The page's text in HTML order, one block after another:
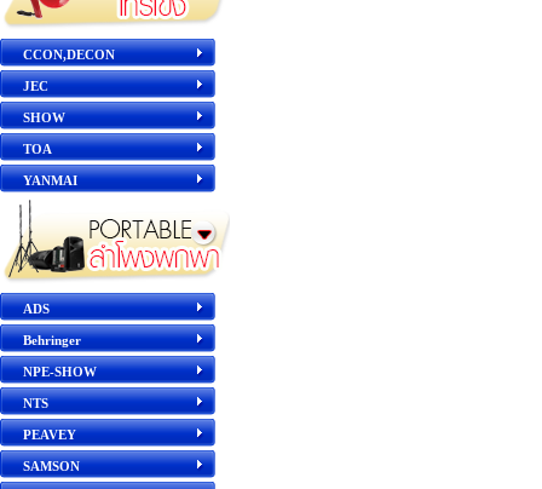
CCON,DECON
JEC
SHOW
TOA
YANMAI
ADS
Behringer
NPE-SHOW
NTS
PEAVEY
SAMSON